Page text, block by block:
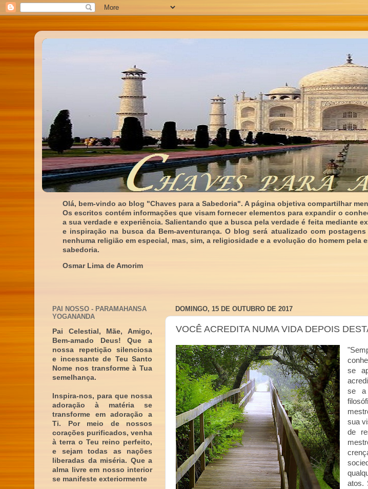
Olá, bem-vindo ao blog "Chaves para a Sabedoria". A página objetiva compartilhar
Os escritos contém informações que visam fornecer elementos para expandir o
a sua verdade e experiência. Salientando que a busca pela verdade é feita mediante
e inspiração na busca da Bem-aventurança. O blog será atualizado com
nenhuma religião em especial, mas, sim, a religiosidade e a evolução do homem
sabedoria.
Osmar Lima de Amorim
DOMINGO, 15 DE OUTUBRO DE 2017
VOCÊ ACREDITA NUMA VIDA DEPOIS
se
se a
sua
de
atos.
PAI NOSSO - PARAMAHANSA
YOGANANDA
Pai Celestial, Mãe, Amigo,
Bem-amado Deus! Que a
nossa repetição silenciosa
e incessante de Teu Santo
Nome nos transforme à Tua
semelhança.
Inspira-nos, para que nossa
adoração à matéria se
transforme em adoração a
Ti. Por meio de nossos
corações purificados, venha
à terra o Teu reino perfeito,
e sejam todas as nações
liberadas da miséria. Que a
alma livre em nosso interior
se manifeste exteriormente